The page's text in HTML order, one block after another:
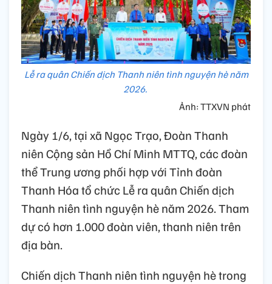
Lễ ra quân Chiến dịch Thanh niên tình nguyện hè năm
2026.
Ảnh: TTXVN phát
Ngày 1/6, tại xã Ngọc Trạo, Đoàn Thanh
niên Cộng sản Hồ Chí Minh MTTQ, các đoàn
thể Trung ương phối hợp với Tỉnh đoàn
Thanh Hóa tổ chức Lễ ra quân Chiến dịch
Thanh niên tình nguyện hè năm 2026. Tham
dự có hơn 1.000 đoàn viên, thanh niên trên
địa bàn.
Chiến dịch Thanh niên tình nguyện hè trong